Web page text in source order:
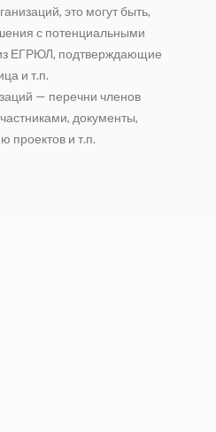
это могут быть,
с потенциальными
ЕГРЮЛ, подтверждающие
и т.п.
— перечни членов
документы,
проектов и т.п.